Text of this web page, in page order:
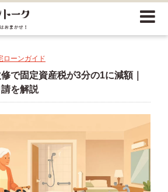
ローンガイド
で固定資産税が3分の1に減額｜
を解説